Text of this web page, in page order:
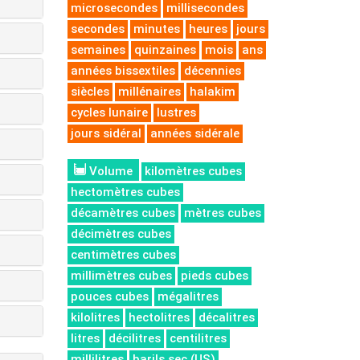
microsecondes
millisecondes
secondes
minutes heures
jours
semaines
quinzaines mois
ans
années bissextiles
décennies
siècles
millénaires
halakim
cycles lunaire
lustres
jours sidéral
années sidérale
Volume
kilomètres cubes
hectomètres cubes
décamètres cubes
mètres cubes
décimètres cubes
centimètres cubes
millimètres cubes
pieds cubes
pouces cubes
mégalitres
kilolitres
hectolitres
décalitres
litres
décilitres
centilitres